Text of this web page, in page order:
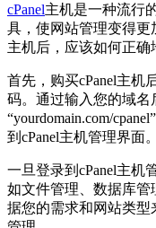
cPanel主机是一种流行
具，使网站管理变得更
主机后，应该如何正确
首先，购买cPanel主机
码。通过输入您的域名
“yourdomain.com/
到cPanel主机管理界面。
一旦登录到cPanel主机
如文件管理、数据库
据您的需求和网站类